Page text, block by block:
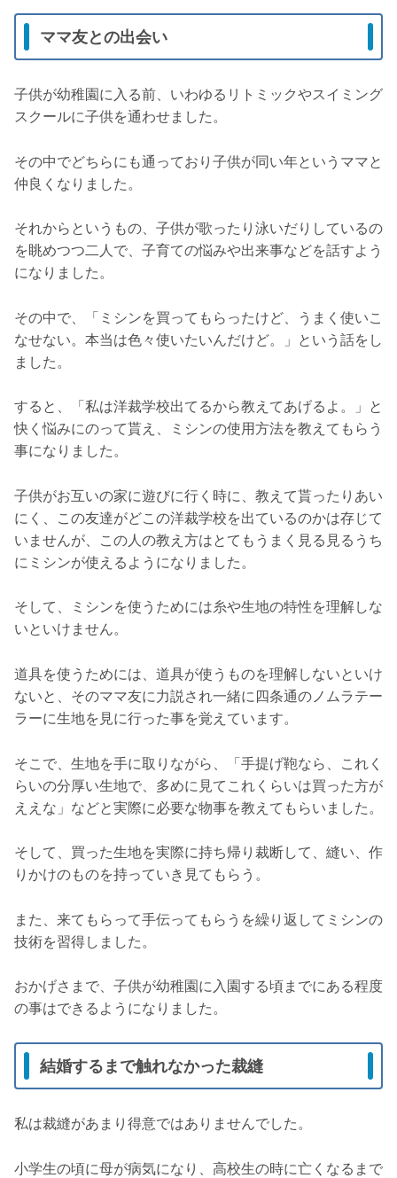
ママ友との出会い
子供が幼稚園に入る前、いわゆるリトミックやスイミング
スクールに子供を通わせました。
その中でどちらにも通っており子供が同い年というママと
仲良くなりました。
それからというもの、子供が歌ったり泳いだりしているの
を眺めつつ二人で、子育ての悩みや出来事などを話すよう
になりました。
その中で、「ミシンを買ってもらったけど、うまく使いこ
なせない。本当は色々使いたいんだけど。」という話をし
ました。
すると、「私は洋裁学校出てるから教えてあげるよ。」と
快く悩みにのって貰え、ミシンの使用方法を教えてもらう
事になりました。
子供がお互いの家に遊びに行く時に、教えて貰ったりあい
にく、この友達がどこの洋裁学校を出ているのかは存じて
いませんが、この人の教え方はとてもうまく見る見るうち
にミシンが使えるようになりました。
そして、ミシンを使うためには糸や生地の特性を理解しな
いといけません。
道具を使うためには、道具が使うものを理解しないといけ
ないと、そのママ友に力説され一緒に四条通のノムラテー
ラーに生地を見に行った事を覚えています。
そこで、生地を手に取りながら、「手提げ鞄なら、これく
らいの分厚い生地で、多めに見てこれくらいは買った方が
ええな」などと実際に必要な物事を教えてもらいました。
そして、買った生地を実際に持ち帰り裁断して、縫い、作
りかけのものを持っていき見てもらう。
また、来てもらって手伝ってもらうを繰り返してミシンの
技術を習得しました。
おかげさまで、子供が幼稚園に入園する頃までにある程度
の事はできるようになりました。
結婚するまで触れなかった裁縫
私は裁縫があまり得意ではありませんでした。
小学生の頃に母が病気になり、高校生の時に亡くなるまで